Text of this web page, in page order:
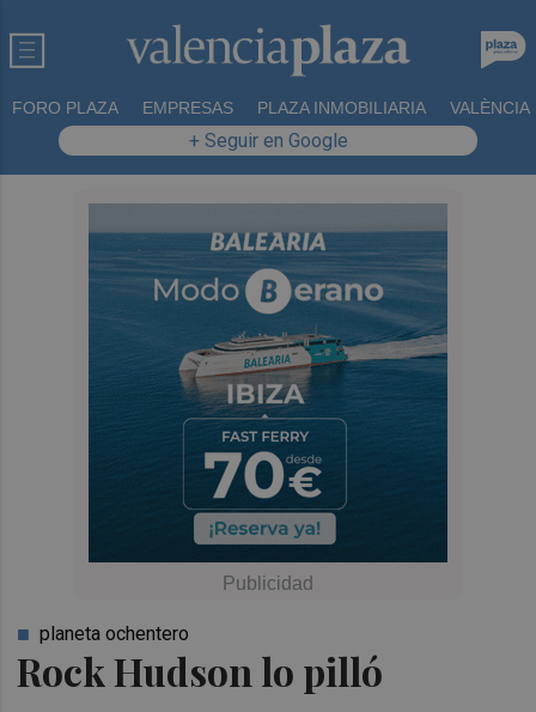
FORO PLAZA EMPRESAS PLAZA INMOBILIARIA VALÈNCIA
+ Seguir en Google
Rock Hudson lo pilló
planeta ochentero